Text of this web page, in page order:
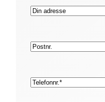
Adresse
Postnr.
Telefon*